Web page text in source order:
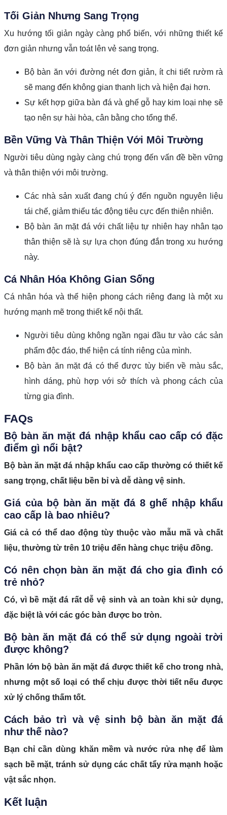
Tối Giản Nhưng Sang Trọng
Xu hướng tối giản ngày càng phổ biến, với những thiết kế
đơn giản nhưng vẫn toát lên vẻ sang trọng.
Bộ bàn ăn với đường nét đơn giản, ít chi tiết rườm rà
sẽ mang đến không gian thanh lịch và hiện đại hơn.
Sự kết hợp giữa bàn đá và ghế gỗ hay kim loại nhẹ sẽ
tạo nên sự hài hòa, cân bằng cho tổng thể.
Bền Vững Và Thân Thiện Với Môi Trường
Người tiêu dùng ngày càng chú trọng đến vấn đề bền vững
và thân thiện với môi trường.
Các nhà sản xuất đang chú ý đến nguồn nguyên liệu
tái chế, giảm thiểu tác động tiêu cực đến thiên nhiên.
Bộ bàn ăn mặt đá với chất liệu tự nhiên hay nhân tạo
thân thiện sẽ là sự lựa chọn đúng đắn trong xu hướng
này.
Cá Nhân Hóa Không Gian Sống
Cá nhân hóa và thể hiện phong cách riêng đang là một xu
hướng mạnh mẽ trong thiết kế nội thất.
Người tiêu dùng không ngần ngại đầu tư vào các sản
phẩm độc đáo, thể hiện cá tính riêng của mình.
Bộ bàn ăn mặt đá có thể được tùy biến về màu sắc,
hình dáng, phù hợp với sở thích và phong cách của
từng gia đình.
FAQs
Bộ bàn ăn mặt đá nhập khẩu cao cấp có đặc
điểm gì nổi bật?
Bộ bàn ăn mặt đá nhập khẩu cao cấp thường có thiết kế
sang trọng, chất liệu bền bỉ và dễ dàng vệ sinh.
Giá của bộ bàn ăn mặt đá 8 ghế nhập khẩu
cao cấp là bao nhiêu?
Giá cả có thể dao động tùy thuộc vào mẫu mã và chất
liệu, thường từ trên 10 triệu đến hàng chục triệu đồng.
Có nên chọn bàn ăn mặt đá cho gia đình có
trẻ nhỏ?
Có, vì bề mặt đá rất dễ vệ sinh và an toàn khi sử dụng,
đặc biệt là với các góc bàn được bo tròn.
Bộ bàn ăn mặt đá có thể sử dụng ngoài trời
được không?
Phần lớn bộ bàn ăn mặt đá được thiết kế cho trong nhà,
nhưng một số loại có thể chịu được thời tiết nếu được
xử lý chống thấm tốt.
Cách bảo trì và vệ sinh bộ bàn ăn mặt đá
như thế nào?
Bạn chỉ cần dùng khăn mềm và nước rửa nhẹ để làm
sạch bề mặt, tránh sử dụng các chất tẩy rửa mạnh hoặc
vật sắc nhọn.
Kết luận